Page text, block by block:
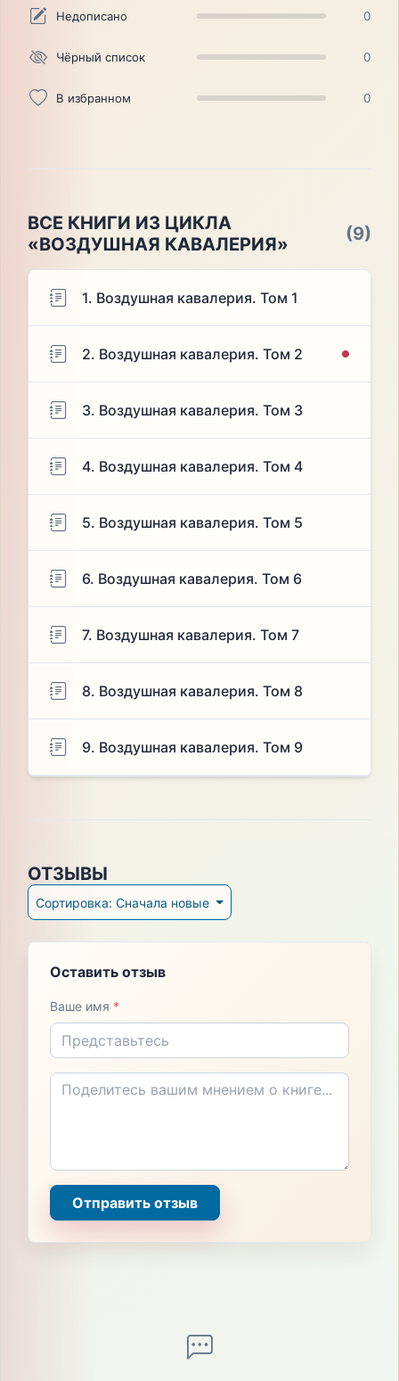
Недописано 0
Чёрный список 0
В избранном 0
ВСЕ КНИГИ ИЗ ЦИКЛА
«ВОЗДУШНАЯ КАВАЛЕРИЯ»
(9)
1. Воздушная кавалерия. Том 1
2. Воздушная кавалерия. Том 2
3. Воздушная кавалерия. Том 3
4. Воздушная кавалерия. Том 4
5. Воздушная кавалерия. Том 5
6. Воздушная кавалерия. Том 6
7. Воздушная кавалерия. Том 7
8. Воздушная кавалерия. Том 8
9. Воздушная кавалерия. Том 9
ОТЗЫВЫ
Сортировка: Сначала новые
Оставить отзыв
Ваше имя *
Отправить отзыв